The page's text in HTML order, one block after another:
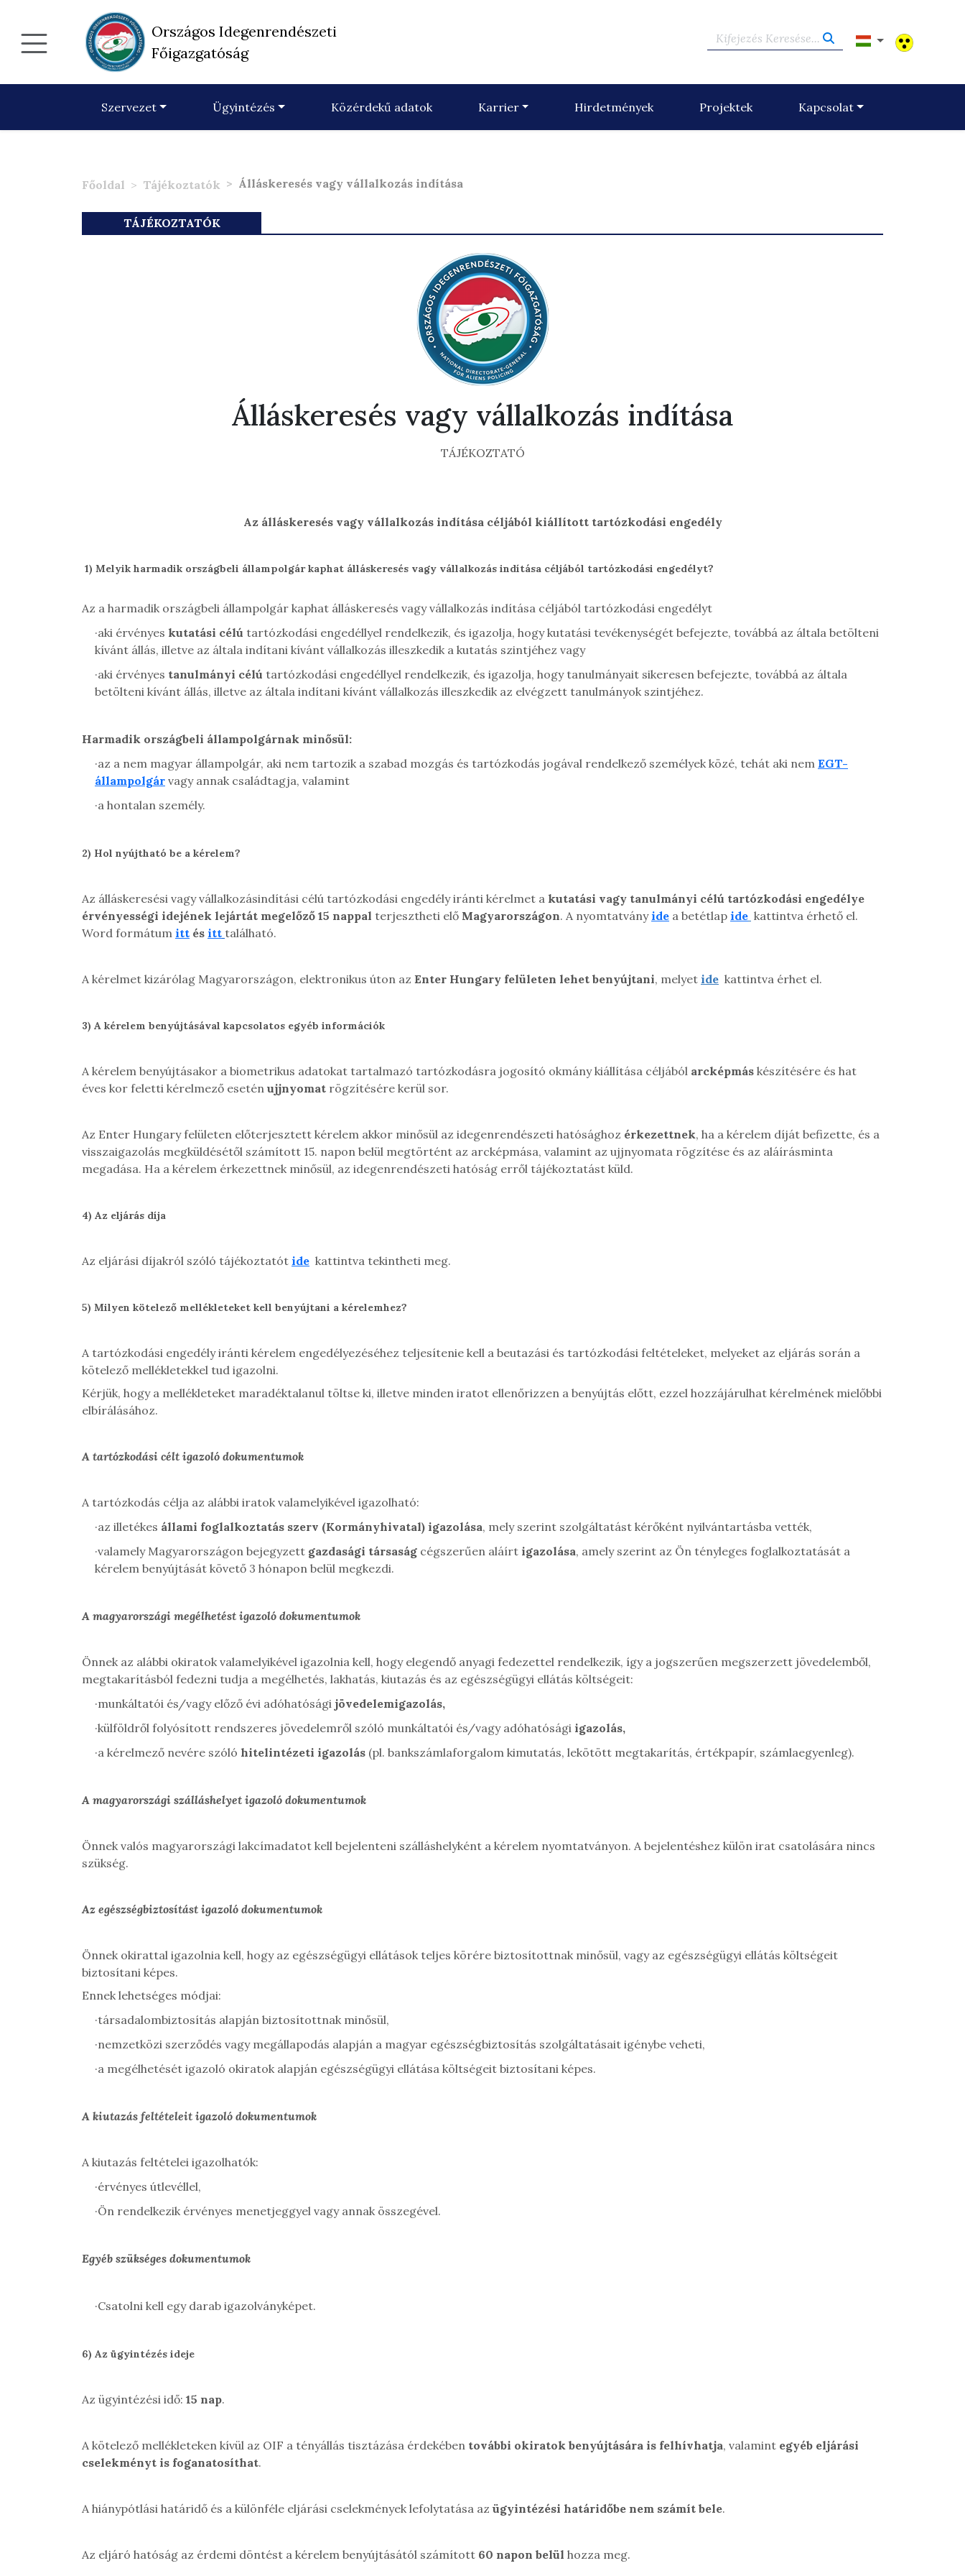
Országos Idegenrendészeti
Főigazgatóság
Kifejezés Keresése...
Szervezet Ügyintézés Közérdekű adatok Karrier Hirdetmények Projektek Kapcsolat
Főoldal Tájékoztatók Álláskeresés vagy vállalkozás indítása
TÁJÉKOZTATÓK
Álláskeresés vagy vállalkozás indítása
TÁJÉKOZTATÓ
Az álláskeresés vagy vállalkozás indítása céljából kiállított tartózkodási engedély
1) Melyik harmadik országbeli állampolgár kaphat álláskeresés vagy vállalkozás indítása céljából tartózkodási engedélyt?
Az a harmadik országbeli állampolgár kaphat álláskeresés vagy vállalkozás indítása céljából tartózkodási engedélyt
·aki érvényes kutatási célú tartózkodási engedéllyel rendelkezik, és igazolja, hogy kutatási tevékenységét befejezte, továbbá az általa betölteni
kívánt állás, illetve az általa indítani kívánt vállalkozás illeszkedik a kutatás szintjéhez vagy
·aki érvényes tanulmányi célú tartózkodási engedéllyel rendelkezik, és igazolja, hogy tanulmányait sikeresen befejezte, továbbá az általa
betölteni kívánt állás, illetve az általa indítani kívánt vállalkozás illeszkedik az elvégzett tanulmányok szintjéhez.
Harmadik országbeli állampolgárnak minősül:
·az a nem magyar állampolgár, aki nem tartozik a szabad mozgás és tartózkodás jogával rendelkező személyek közé, tehát aki nem EGT-
állampolgár vagy annak családtagja, valamint
·a hontalan személy.
2) Hol nyújtható be a kérelem?
Az álláskeresési vagy vállalkozásindítási célú tartózkodási engedély iránti kérelmet a kutatási vagy tanulmányi célú tartózkodási engedélye
érvényességi idejének lejártát megelőző 15 nappal terjesztheti elő Magyarországon. A nyomtatványide a betétlap ide kattintva érhető el.
Word formátum itt és itt található.
A kérelmet kizárólag Magyarországon, elektronikus úton az Enter Hungary felületen lehet benyújtani, melyet ide kattintva érhet el.
3) A kérelem benyújtásával kapcsolatos egyéb információk
A kérelem benyújtásakor a biometrikus adatokat tartalmazó tartózkodásra jogosító okmány kiállítása céljából arcképmás készítésére és hat
éves kor feletti kérelmező esetén ujjnyomat rögzítésére kerül sor.
Az Enter Hungary felületen előterjesztett kérelem akkor minősül az idegenrendészeti hatósághoz érkezettnek, ha a kérelem díját befizette, és a
visszaigazolás megküldésétől számított 15. napon belül megtörtént az arcképmása, valamint az ujjnyomata rögzítése és az aláírásminta
megadása. Ha a kérelem érkezettnek minősül, az idegenrendészeti hatóság erről tájékoztatást küld.
4) Az eljárás díja
Az eljárási díjakról szóló tájékoztatót ide kattintva tekintheti meg.
5) Milyen kötelező mellékleteket kell benyújtani a kérelemhez?
A tartózkodási engedély iránti kérelem engedélyezéséhez teljesítenie kell a beutazási és tartózkodási feltételeket, melyeket az eljárás során a
kötelező mellékletekkel tud igazolni.
Kérjük, hogy a mellékleteket maradéktalanul töltse ki, illetve minden iratot ellenőrizzen a benyújtás előtt, ezzel hozzájárulhat kérelmének mielőbbi
elbírálásához.
A tartózkodási célt igazoló dokumentumok
A tartózkodás célja az alábbi iratok valamelyikével igazolható:
·az illetékes állami foglalkoztatás szerv (Kormányhivatal) igazolása, mely szerint szolgáltatást kérőként nyilvántartásba vették,
·valamely Magyarországon bejegyzett gazdasági társaság cégszerűen aláírt igazolása, amely szerint az Ön tényleges foglalkoztatását a
kérelem benyújtását követő 3 hónapon belül megkezdi.
A magyarországi megélhetést igazoló dokumentumok
Önnek az alábbi okiratok valamelyikével igazolnia kell, hogy elegendő anyagi fedezettel rendelkezik, így a jogszerűen megszerzett jövedelemből,
megtakarításból fedezni tudja a megélhetés, lakhatás, kiutazás és az egészségügyi ellátás költségeit:
·munkáltatói és/vagy előző évi adóhatósági jövedelemigazolás,
·külföldről folyósított rendszeres jövedelemről szóló munkáltatói és/vagy adóhatósági igazolás,
·a kérelmező nevére szóló hitelintézeti igazolás (pl. bankszámlaforgalom kimutatás, lekötött megtakarítás, értékpapír, számlaegyenleg).
A magyarországi szálláshelyet igazoló dokumentumok
Önnek valós magyarországi lakcímadatot kell bejelenteni szálláshelyként a kérelem nyomtatványon. A bejelentéshez külön irat csatolására nincs
szükség.
Az egészségbiztosítást igazoló dokumentumok
Önnek okirattal igazolnia kell, hogy az egészségügyi ellátások teljes körére biztosítottnak minősül, vagy az egészségügyi ellátás költségeit
biztosítani képes.
Ennek lehetséges módjai:
·társadalombiztosítás alapján biztosítottnak minősül,
·nemzetközi szerződés vagy megállapodás alapján a magyar egészségbiztosítás szolgáltatásait igénybe veheti,
·a megélhetését igazoló okiratok alapján egészségügyi ellátása költségeit biztosítani képes.
A kiutazás feltételeit igazoló dokumentumok
A kiutazás feltételei igazolhatók:
·érvényes útlevéllel,
·Ön rendelkezik érvényes menetjeggyel vagy annak összegével.
Egyéb szükséges dokumentumok
·Csatolni kell egy darab igazolványképet.
6) Az ügyintézés ideje
Az ügyintézési idő: 15 nap.
A kötelező mellékleteken kívül az OIF a tényállás tisztázása érdekében további okiratok benyújtására is felhívhatja, valamint egyéb eljárási
cselekményt is foganatosíthat.
A hiánypótlási határidő és a különféle eljárási cselekmények lefolytatása az ügyintézési határidőbe nem számít bele.
Az eljáró hatóság az érdemi döntést a kérelem benyújtásától számított 60 napon belül hozza meg.